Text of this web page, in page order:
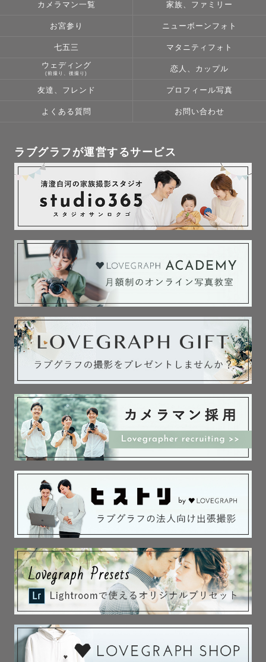
カメラマン一覧 家族、ファミリー
お宮参り ニューボーンフォト
七五三 マタニティフォト
ウェディング
(前撮り、後撮り)
恋人、カップル
友達、フレンド プロフィール写真
よくある質問 お問い合わせ
ラブグラフが運営するサービス